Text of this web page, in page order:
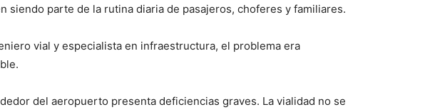
siendo parte de la rutina diaria de pasajeros, choferes y familiares.
vial y especialista en infraestructura, el problema era
del aeropuerto presenta deficiencias graves. La vialidad no se